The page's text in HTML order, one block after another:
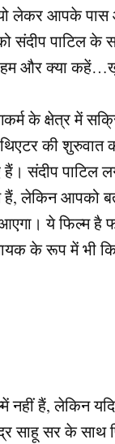
लेकर आपके
पाटिल के
हम और क्या
के क्षेत्र में
की शुरुवात
संदीप पाटिल
लेकिन आपको
ये फिल्म है
के रूप में भी
नहीं हैं, लेकिन
साहू सर के साथ